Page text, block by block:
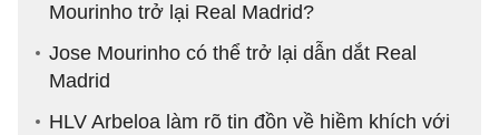
Mourinho trở lại Real Madrid?
Jose Mourinho có thể trở lại dẫn dắt Real
Madrid
HLV Arbeloa làm rõ tin đồn về hiềm khích với